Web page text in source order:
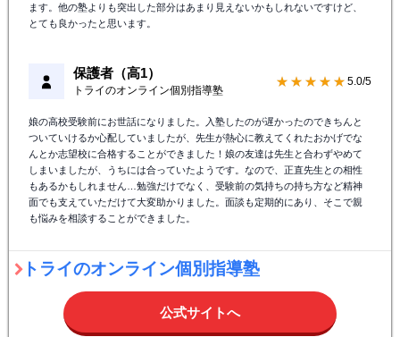
ます。他の塾よりも突出した部分はあまり見えないかもしれないですけど、
とても良かったと思います。
保護者（高1）
トライのオンライン個別指導塾
★★★★★ 5.0/5
娘の高校受験前にお世話になりました。入塾したのが遅かったのできちんと
ついていけるか心配していましたが、先生が熱心に教えてくれたおかげでな
んとか志望校に合格することができました！娘の友達は先生と合わずやめて
しまいましたが、うちには合っていたようです。なので、正直先生との相性
もあるかもしれません…勉強だけでなく、受験前の気持ちの持ち方など精神
面でも支えていただけて大変助かりました。面談も定期的にあり、そこで親
も悩みを相談することができました。
トライのオンライン個別指導塾
公式サイトへ